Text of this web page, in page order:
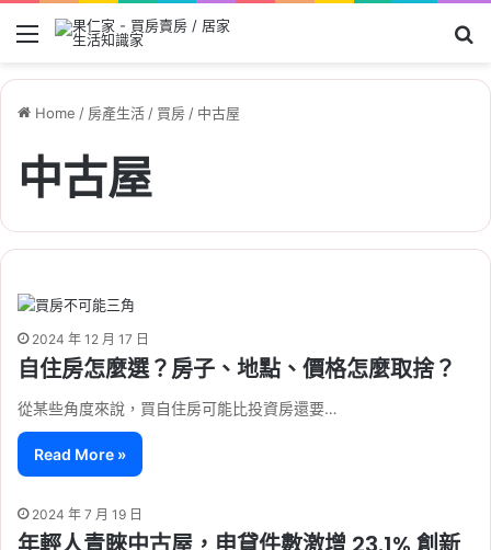
Menu
Home / 房產生活 / 買房 / 中古屋
中古屋
2024 年 12 月 17 日
自住房怎麼選？房子、地點、價格怎麼取捨？
從某些角度來說，買自住房可能比投資房還要…
Read More »
2024 年 7 月 19 日